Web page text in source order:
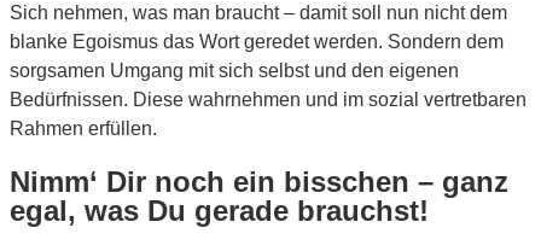
Sich nehmen, was man braucht – damit soll nun nicht dem
blanke Egoismus das Wort geredet werden. Sondern dem
sorgsamen Umgang mit sich selbst und den eigenen
Bedürfnissen. Diese wahrnehmen und im sozial vertretbaren
Rahmen erfüllen.
Nimm‘ Dir noch ein bisschen – ganz
egal, was Du gerade brauchst!